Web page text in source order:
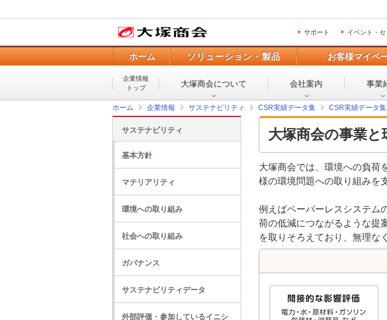
サポート イベント・セ
ホーム ソリューション・製品 お客様マイペ
企業情報
トップ
大塚商会について 会社案内 事業
ホーム 企業情報 サステナビリティ CSR実績データ集 CSR実績データ
大塚商会の事業と
大塚商会では、環境への負荷
様の環境問題への取り組みを
例えばペーパーレスシステム
荷の低減につながるような提
を取りそろえており、無理な
サステナビリティ
基本方針
マテリアリティ
環境への取り組み
社会への取り組み
ガバナンス
サステナビリティデータ
外部評価・参加しているイニシ